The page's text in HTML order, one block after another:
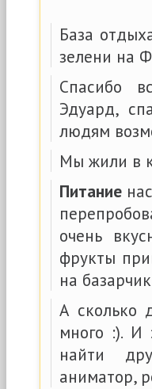
База
зелени на
Спасибо
Эдуард,
людям
Мы жили в
Питание
очень
фрукты
на
А сколько
много :). И
найти
аниматор,